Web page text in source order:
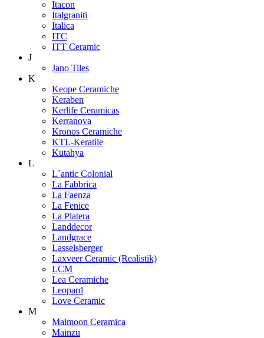
Itacon
Italgraniti
Italica
ITC
ITT Ceramic
J
Jano Tiles
K
Keope Ceramiche
Keraben
Kerlife Ceramicas
Kerranova
Kronos Ceramiche
KTL-Keratile
Kutahya
L
L`antic Colonial
La Fabbrica
La Faenza
La Fenice
La Platera
Landdecor
Landgrace
Lasselsberger
Laxveer Ceramic (Realistik)
LCM
Lea Ceramiche
Leopard
Love Ceramic
M
Maimoon Ceramica
Mainzu